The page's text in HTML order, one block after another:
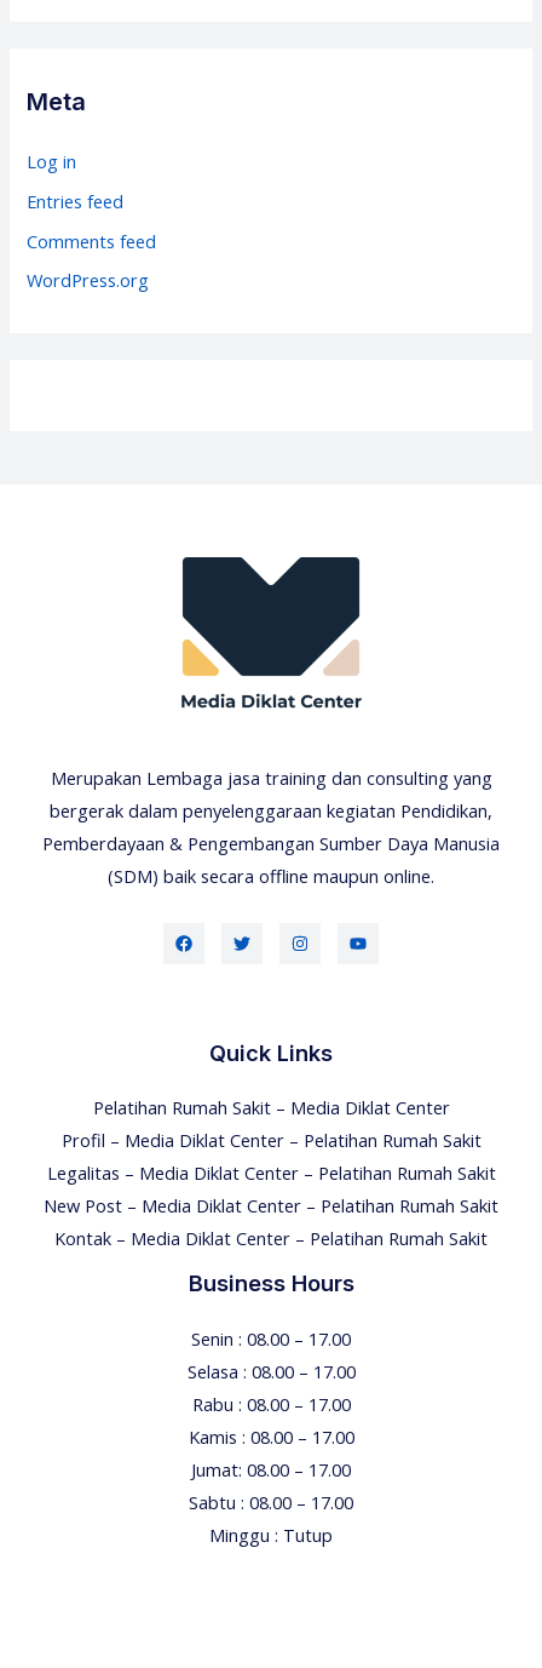
g
r
i
Meta
Log in
Entries feed
Comments feed
WordPress.org
Merupakan Lembaga jasa training dan consulting yang
bergerak dalam penyelenggaraan kegiatan Pendidikan,
Pemberdayaan & Pengembangan Sumber Daya Manusia
(SDM) baik secara offline maupun online.
Quick Links
Pelatihan Rumah Sakit – Media Diklat Center
Profil – Media Diklat Center – Pelatihan Rumah Sakit
Legalitas – Media Diklat Center – Pelatihan Rumah Sakit
New Post – Media Diklat Center – Pelatihan Rumah Sakit
Kontak – Media Diklat Center – Pelatihan Rumah Sakit
Business Hours
Senin : 08.00 – 17.00
Selasa : 08.00 – 17.00
Rabu : 08.00 – 17.00
Kamis : 08.00 – 17.00
Jumat: 08.00 – 17.00
Sabtu : 08.00 – 17.00
Minggu : Tutup